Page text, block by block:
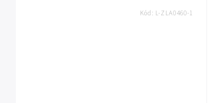
Kód: L-ZLA0460-1